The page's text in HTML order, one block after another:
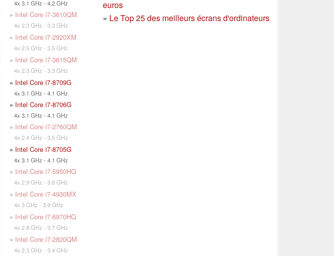
4x 3.1 GHz - 4.2 GHz
» Intel Core i7-3610QM
4x 2.3 GHz - 3.3 GHz
» Intel Core i7-2920XM
4x 2.5 GHz - 3.5 GHz
» Intel Core i7-3615QM
4x 2.3 GHz - 3.3 GHz
» Intel Core i7-8709G
4x 3.1 GHz - 4.1 GHz
» Intel Core i7-8706G
4x 3.1 GHz - 4.1 GHz
» Intel Core i7-2760QM
4x 2.4 GHz - 3.5 GHz
» Intel Core i7-8705G
4x 3.1 GHz - 4.1 GHz
» Intel Core i7-5950HQ
4x 2.9 GHz - 3.8 GHz
» Intel Core i7-4930MX
4x 3 GHz - 3.9 GHz
» Intel Core i7-6970HQ
4x 2.8 GHz - 3.7 GHz
» Intel Core i7-2820QM
4x 2.3 GHz - 3.4 GHz
euros
» Le Top 25 des meilleurs écrans d'ordinateurs